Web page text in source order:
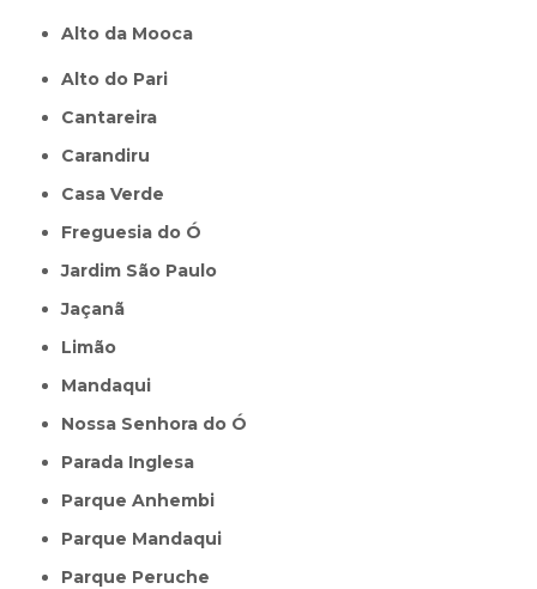
Alto da Mooca
Alto do Pari
Cantareira
Carandiru
Casa Verde
Freguesia do Ó
Jardim São Paulo
Jaçanã
Limão
Mandaqui
Nossa Senhora do Ó
Parada Inglesa
Parque Anhembi
Parque Mandaqui
Parque Peruche